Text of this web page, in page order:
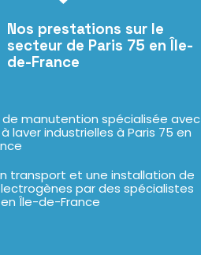
Nos prestations sur le
secteur de Paris 75 en Île-
de-France
de manutention spécialisée avec
laver industrielles à Paris 75 en
transport et une installation de
par des spécialistes
Île-de-France